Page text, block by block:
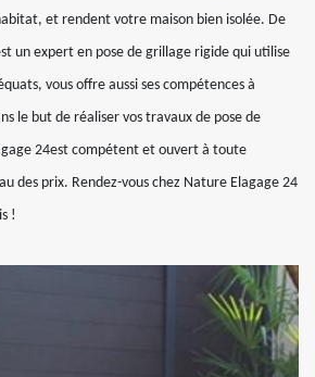
et rendent votre maison bien isolée. De
un expert en pose de grillage rigide qui utilise
vous offre aussi ses compétences à
le but de réaliser vos travaux de pose de
24est compétent et ouvert à toute
des prix. Rendez-vous chez Nature Elagage 24
!